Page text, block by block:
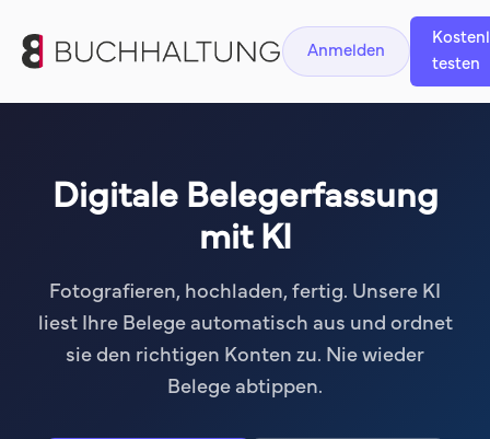
Anmelden
testen
Digitale Belegerfassung
mit KI
Fotografieren, hochladen, fertig. Unsere KI
liest Ihre Belege automatisch aus und ordnet
sie den richtigen Konten zu. Nie wieder
Belege abtippen.